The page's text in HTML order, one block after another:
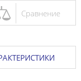
Сравнение